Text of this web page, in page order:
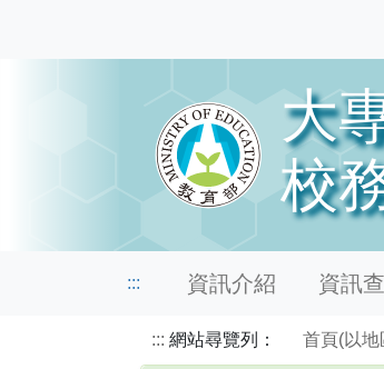
::: 資訊介紹 資訊
::: 網站尋覽列： 首頁(以地